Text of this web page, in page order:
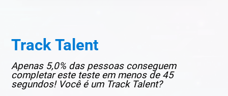
Track Talent
Apenas 5,0% das pessoas conseguem
completar este teste em menos de 45
segundos! Você é um Track Talent?